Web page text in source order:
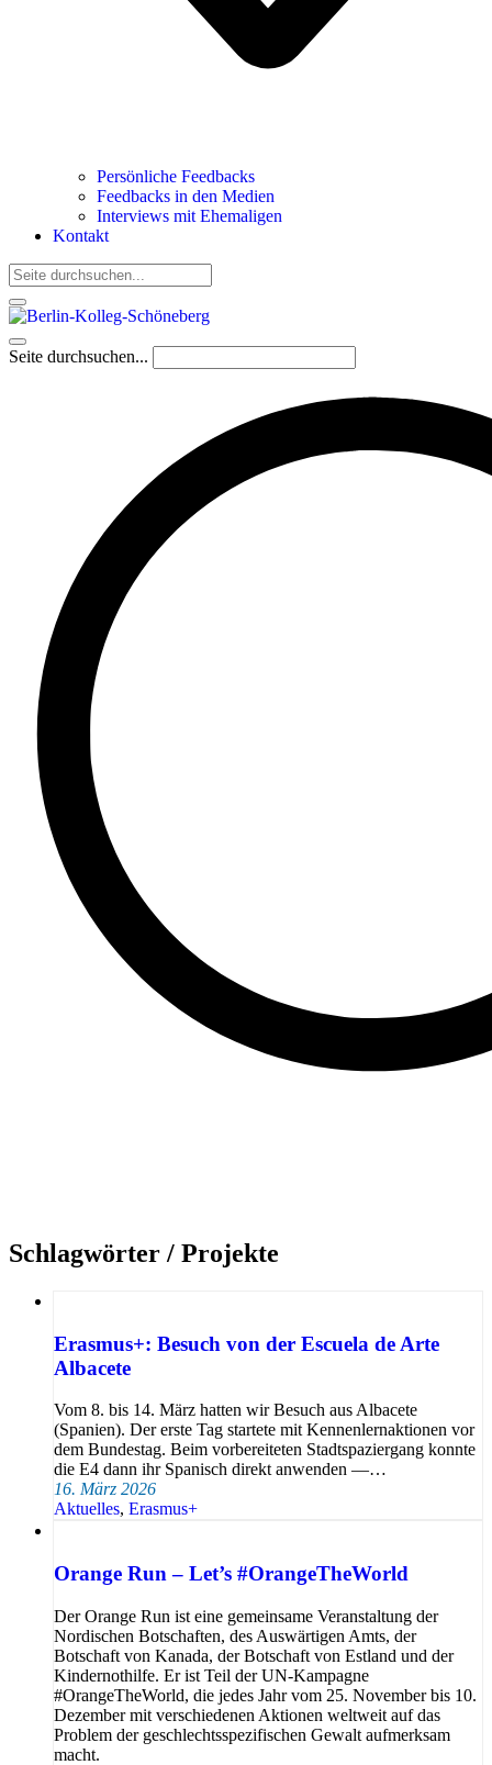
Persönliche Feedbacks
Feedbacks in den Medien
Interviews mit Ehemaligen
Kontakt
Seite durchsuchen...
Schlagwörter / Projekte
Erasmus+: Besuch von der Escuela de Arte
Albacete
Vom 8. bis 14. März hatten wir Besuch aus Albacete
(Spanien). Der erste Tag startete mit Kennenlernaktionen vor
dem Bundestag. Beim vorbereiteten Stadtspaziergang konnte
die E4 dann ihr Spanisch direkt anwenden —…
16. März 2026
Aktuelles, Erasmus+
Orange Run – Let’s #OrangeTheWorld
Der Orange Run ist eine gemeinsame Veranstaltung der
Nordischen Botschaften, des Auswärtigen Amts, der
Botschaft von Kanada, der Botschaft von Estland und der
Kindernothilfe. Er ist Teil der UN-Kampagne
#OrangeTheWorld, die jedes Jahr vom 25. November bis 10.
Dezember mit verschiedenen Aktionen weltweit auf das
Problem der geschlechtsspezifischen Gewalt aufmerksam
macht.